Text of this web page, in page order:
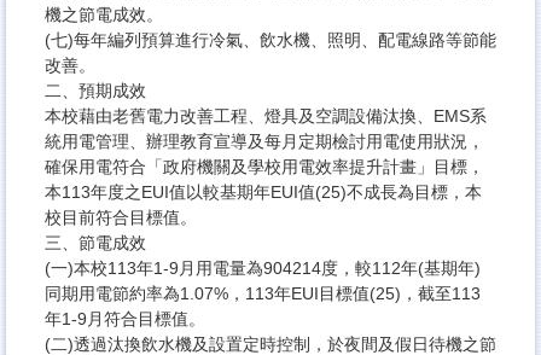
機之節電成效。
(七)每年編列預算進行冷氣、飲水機、照明、配電線路等節能
改善。
二、預期成效
本校藉由老舊電力改善工程、燈具及空調設備汰換、EMS系
統用電管理、辦理教育宣導及每月定期檢討用電使用狀況，
確保用電符合「政府機關及學校用電效率提升計畫」目標，
本113年度之EUI值以較基期年EUI值(25)不成長為目標，本
校目前符合目標值。
三、節電成效
(一)本校113年1-9月用電量為904214度，較112年(基期年)
同期用電節約率為1.07%，113年EUI目標值(25)，截至113
年1-9月符合目標值。
(二)透過汰換飲水機及設置定時控制，於夜間及假日待機之節